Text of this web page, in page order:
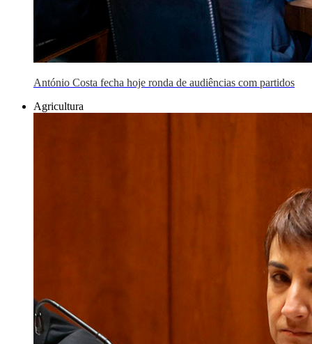
António Costa fecha hoje ronda de audiências com partidos
Agricultura